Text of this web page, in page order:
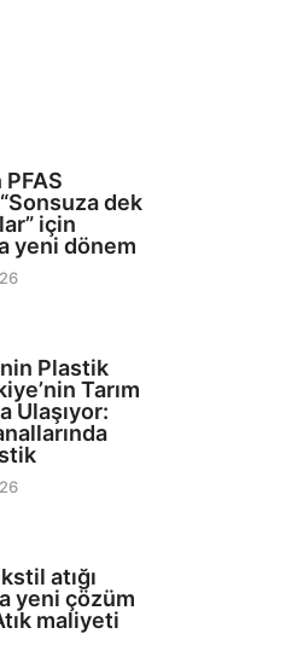
PFAS
dek
için
yeni dönem
Plastik
Tarım
Ulaşıyor:
atığı
yeni çözüm
maliyeti